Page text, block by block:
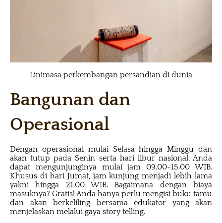
Linimasa perkembangan persandian di dunia
Bangunan dan
Operasional
Dengan operasional mulai Selasa hingga Minggu dan
akan tutup pada Senin serta hari libur nasional, Anda
dapat mengunjunginya mulai jam 09.00-15.00 WIB.
Khusus di hari Jumat, jam kunjung menjadi lebih lama
yakni hingga 21.00 WIB. Bagaimana dengan biaya
masuknya? Gratis! Anda hanya perlu mengisi buku tamu
dan akan berkeliling bersama edukator yang akan
menjelaskan melalui gaya story telling.